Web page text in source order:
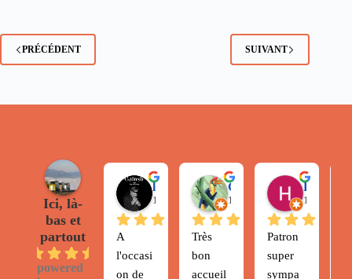
PRÉCÉDENT SUIVANT
Ici, là-
bas et
partout
powered
lafargue T.
17:26 18 Feb 25
A
l'occasi
on de
16:33 16 Sep 21
Très
bon
accueil
17:35 03
Patron
super
sympa